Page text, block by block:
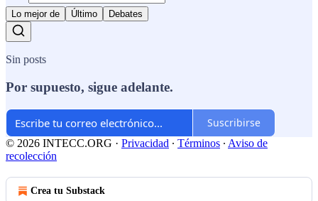
Lo mejor de Último Debates
Sin posts
Por supuesto, sigue adelante.
Suscribirse
© 2026 INTECC.ORG · Privacidad ∙ Términos ∙ Aviso de
recolección
Crea tu Substack